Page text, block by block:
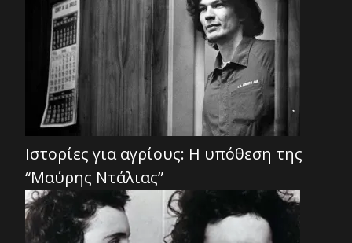
Ιστορίες για αγρίους: Η υπόθεση της
“Μαύρης Ντάλιας”